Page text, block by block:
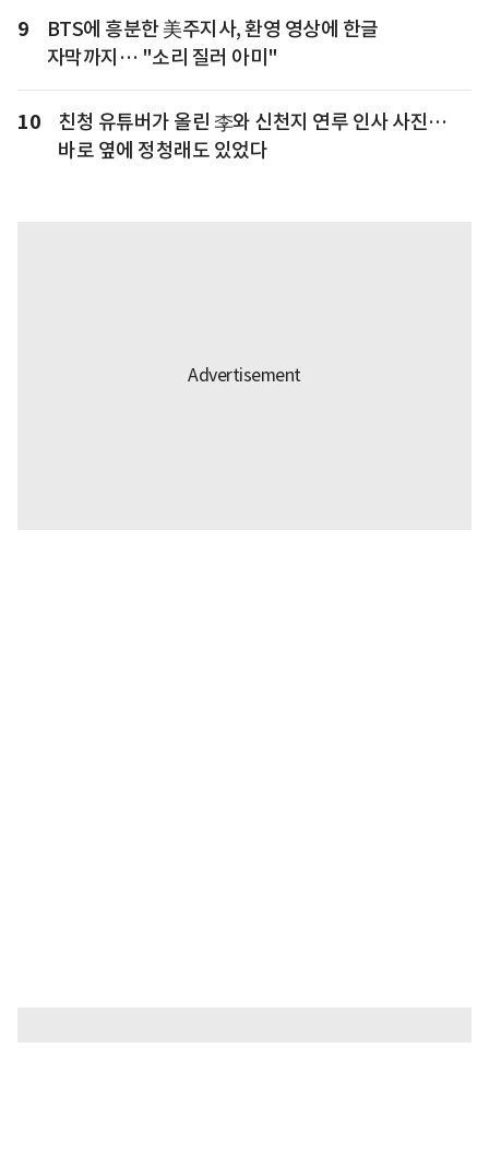
9
BTS에 흥분한 美주지사, 환영 영상에 한글
자막까지… "소리 질러 아미"
10
친청 유튜버가 올린 李와 신천지 연루 인사 사진…
바로 옆에 정청래도 있었다